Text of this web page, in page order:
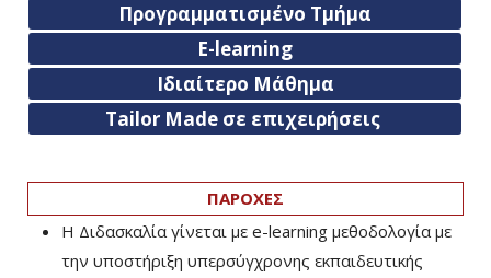
Προγραμματισμένο Τμήμα
E-learning
Ιδιαίτερο Μάθημα
Tailor Made σε επιχειρήσεις
ΠΑΡΟΧΕΣ
Η Διδασκαλία γίνεται με e-learning μεθοδολογία με
την υποστήριξη υπερσύγχρονης εκπαιδευτικής